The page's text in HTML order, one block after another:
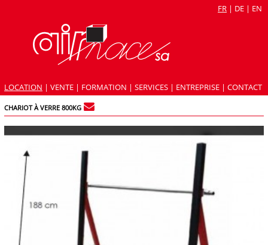
FR | DE | EN
LOCATION | VENTE | FORMATION | SERVICES | ENTREPRISE | CONTACT
CHARIOT À VERRE 800KG